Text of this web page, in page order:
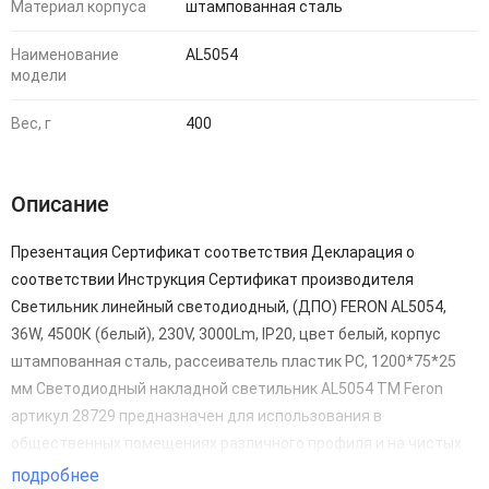
Материал корпуса штампованная сталь
Наименование
модели
AL5054
Вес, г 400
Описание
Презентация Сертификат соответствия Декларация о
соответствии Инструкция Сертификат производителя
Светильник линейный светодиодный, (ДПО) FERON AL5054,
36W, 4500К (белый), 230V, 3000Lm, IP20, цвет белый, корпус
штампованная сталь, рассеиватель пластик PC, 1200*75*25
мм Светодиодный накладной светильник AL5054 TM Feron
артикул 28729 предназначен для использования в
общественных помещениях различного профиля и на чистых
производствах. Преимущества: - Экономичность: до 90%
подробнее